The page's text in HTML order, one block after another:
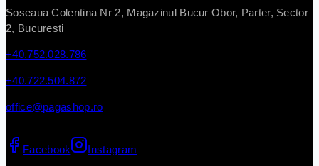
Soseaua Colentina Nr 2, Magazinul Bucur Obor, Parter, Sector
2, Bucuresti
+40.752.028.786
+40.722.504.872
office@pagashop.ro
Facebook Instagram